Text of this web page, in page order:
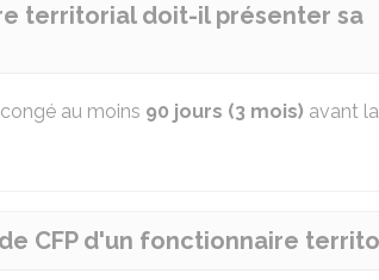
territorial doit-il présenter sa
au moins 90 jours (3 mois) avant
CFP d'un fonctionnaire